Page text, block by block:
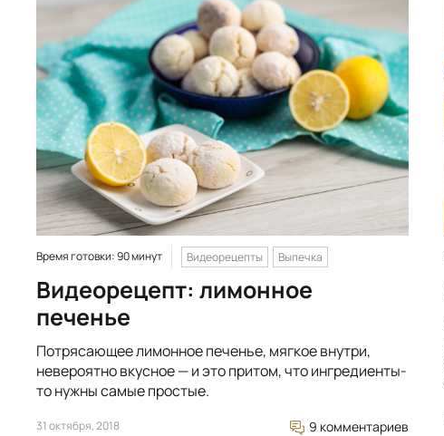
Время готовки: 90 минут Видеорецепты Выпечка
Видеорецепт: лимонное
печенье
Потрясающее лимонное печенье, мягкое внутри,
невероятно вкусное — и это притом, что ингредиенты-
то нужны самые простые.
31 октября, 2018 9 комментариев